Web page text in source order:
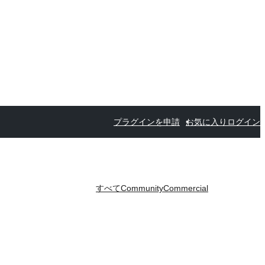
プラグインを申請 お気に入り ログイン
すべてCommunityCommercial